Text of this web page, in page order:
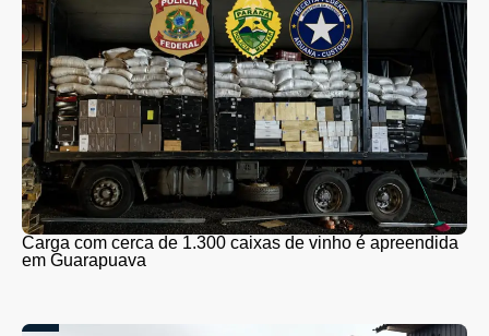
Carga com cerca de 1.300 caixas de vinho é apreendida
em Guarapuava